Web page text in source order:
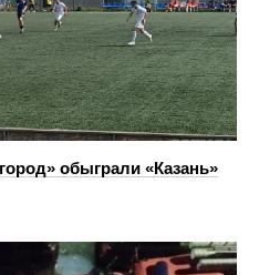
обыграли «Казань»